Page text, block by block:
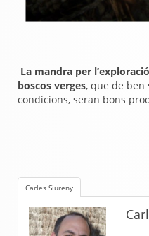
La mandra per
boscos verges, que de ben
condicions, seran bons
Carles Siureny